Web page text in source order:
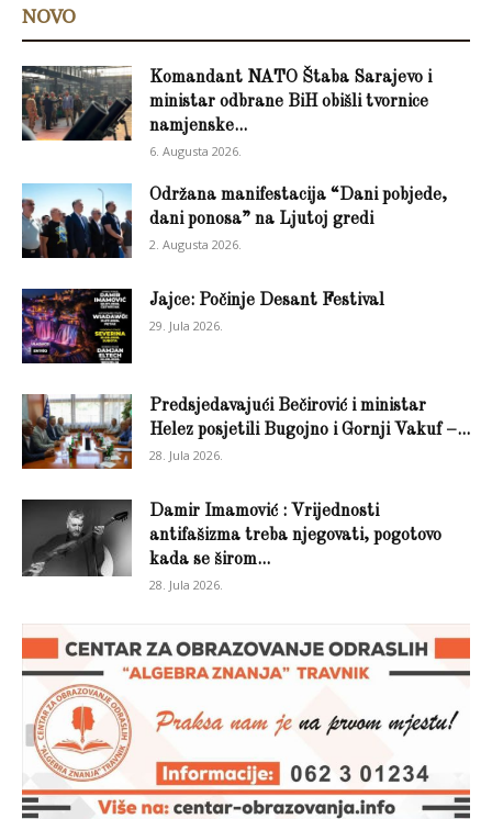
NOVO
Komandant NATO Štaba Sarajevo i
ministar odbrane BiH obišli tvornice
namjenske...
6. Augusta 2026.
Održana manifestacija “Dani pobjede,
dani ponosa” na Ljutoj gredi
2. Augusta 2026.
Jajce: Počinje Desant Festival
29. Jula 2026.
Predsjedavajući Bečirović i ministar
Helez posjetili Bugojno i Gornji Vakuf –...
28. Jula 2026.
Damir Imamović : Vrijednosti
antifašizma treba njegovati, pogotovo
kada se širom...
28. Jula 2026.